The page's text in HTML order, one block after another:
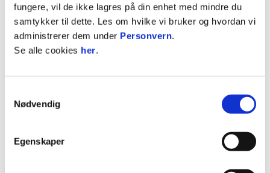
fungere, vil de ikke lagres på din enhet med mindre du
samtykker til dette. Les om hvilke vi bruker og hvordan vi
administrerer dem under Personvern.
Se alle cookies her.
Nødvendig
Egenskaper
LES MER